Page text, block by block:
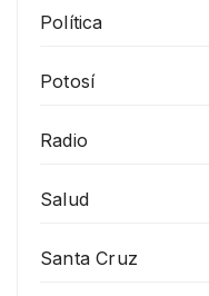
Política
Potosí
Radio
Salud
Santa Cruz